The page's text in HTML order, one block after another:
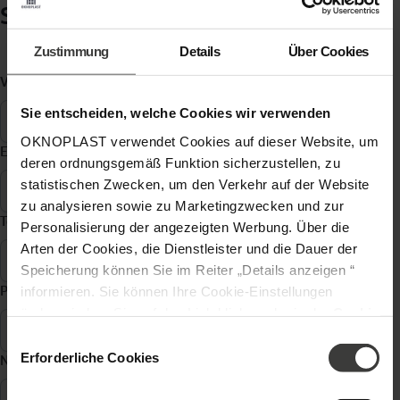
Zustimmung Details Über Cookies
Sie entscheiden, welche Cookies wir verwenden
OKNOPLAST verwendet Cookies auf dieser Website, um
deren ordnungsgemäß Funktion sicherzustellen, zu
statistischen Zwecken, um den Verkehr auf der Website
zu analysieren sowie zu Marketingzwecken und zur
Personalisierung der angezeigten Werbung. Über die
Arten der Cookies, die Dienstleister und die Dauer der
Speicherung können Sie im Reiter „Details anzeigen “
informieren. Sie können Ihre Cookie-Einstellungen
personenbezogenen Daten ist die Gesellschaft Oknoplast
sp. z o.o. Weitere Informationen über personenbezogene
Erforderliche Cookies
Schreiben Sie uns:
Vorname, Name
E-Mail Adresse*
Telefon*
Postleitzahl*
Nachricht*